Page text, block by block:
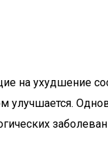
на ухудшение